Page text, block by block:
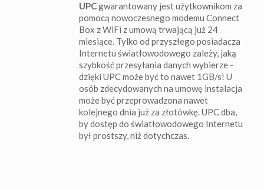
UPCgwarantowany jest użytkownikom za
pomocą nowoczesnego modemu Connect
Box z WiFi z umową trwającą już 24
miesiące. Tylko od przyszłego posiadacza
Internetu światłowodowego zależy, jaką
szybkość przesyłania danych wybierze -
dzięki UPC może być to nawet 1GB/s! U
osób zdecydowanych na umowę instalacja
może być przeprowadzona nawet
kolejnego dnia już za złotówkę. UPC dba,
by dostęp do światłowodowego Internetu
był prostszy, niż dotychczas.